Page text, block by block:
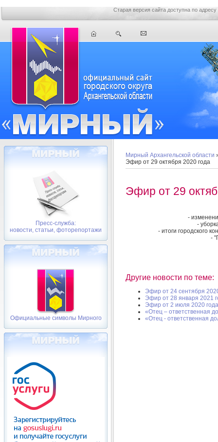
Старая версия сайта доступна по адресу
Пресс-служба:
новости, статьи, фоторепортажи
Официальные символы Мирного
Мирный Архангельской области
Эфир от 29 октября 2020 года
Эфир от 29
-
-
- итоги городского
-
Другие новости по теме:
Эфир от 24 сентября
Эфир от 28 января 2021
Эфир от 2 июля 2020 года
«Отец – ответственная
«Отец - ответственная